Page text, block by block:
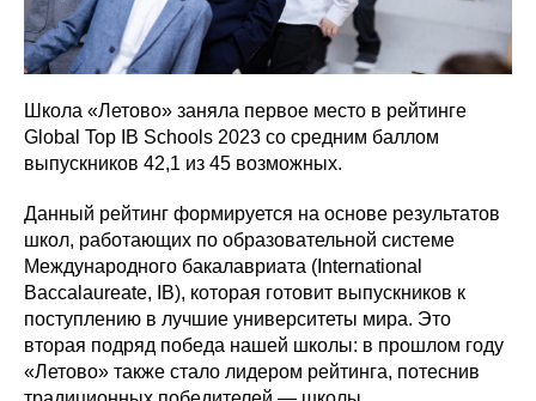
Школа «Летово» заняла первое место в рейтинге
Global Top IB Schools 2023 со средним баллом
выпускников 42,1 из 45 возможных.
Данный рейтинг формируется на основе результатов
школ, работающих по образовательной системе
Международного бакалавриата (International
Baccalaureate, IB), которая готовит выпускников к
поступлению в лучшие университеты мира. Это
вторая подряд победа нашей школы: в прошлом году
«Летово» также стало лидером рейтинга, потеснив